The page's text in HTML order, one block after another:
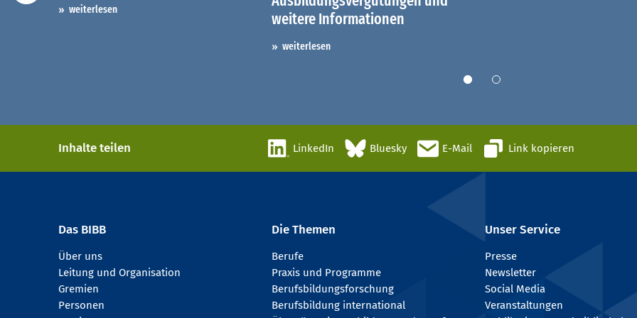
weiterlesen
weitere Informationen
weiterlesen
Inhalte teilen LinkedIn Bluesky E-Mail Link kopieren
Das BIBB
Über uns
Leitung und Organisation
Gremien
Personen
Die Themen
Berufe
Praxis und Programme
Berufsbildungsforschung
Berufsbildung international
Unser Service
Presse
Newsletter
Social Media
Veranstaltungen